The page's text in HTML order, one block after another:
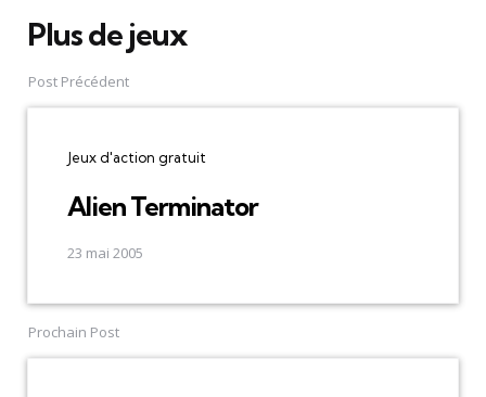
Plus de jeux
Post
navigation
Post Précédent
Jeux d'action gratuit
Alien Terminator
23 mai 2005
Prochain Post